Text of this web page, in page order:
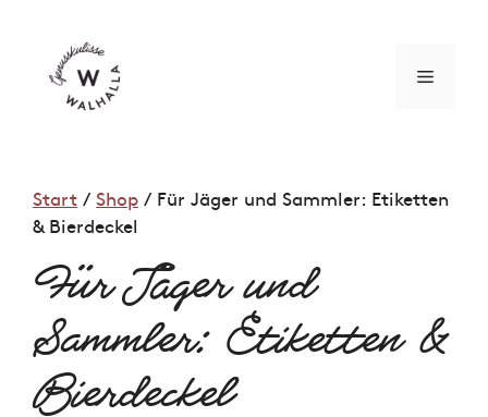
springen
MENÜ
Start / Shop / Für Jäger und Sammler: Etiketten
& Bierdeckel
Für Jäger und
Sammler: Etiketten &
Bierdeckel